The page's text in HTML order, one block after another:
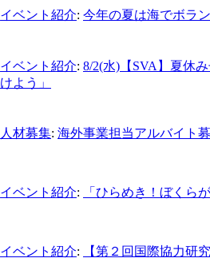
イベント紹介: 今年の夏は海でボラ
イベント紹介: 8/2(水)【SVA】夏休
けよう」
人材募集: 海外事業担当アルバイト
イベント紹介: 「ひらめき！ぼくら
イベント紹介: 【第２回国際協力研